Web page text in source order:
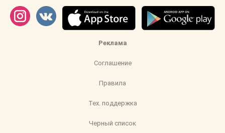
Реклама
Соглашение
Правила
Тех. поддержка
Черный список